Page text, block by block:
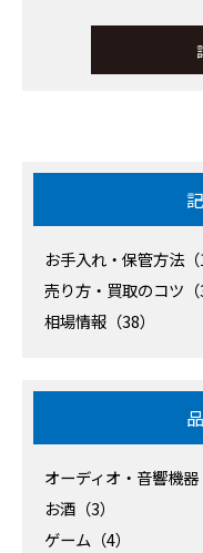
お手入れ・保管方法（1
売り方・買取のコツ（
相場情報（38）
オーディオ・音響機器
お酒（3）
ゲーム（4）